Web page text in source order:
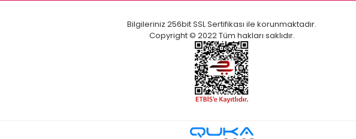
Bilgileriniz 256bit SSL Sertifikası ile korunmaktadır.
Copyright © 2022 Tüm hakları saklıdır.